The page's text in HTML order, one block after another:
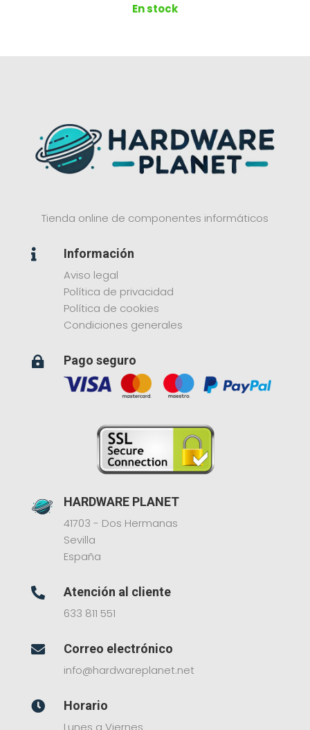
En stock
Tienda online de componentes informáticos

Información
Aviso legal
Política de privacidad
Política de cookies
Condiciones generales
 Pago seguro
HARDWARE PLANET
41703 - Dos Hermanas
Sevilla
España

Atención al cliente
633 811 551

Correo electrónico
info@hardwareplanet.net

Horario